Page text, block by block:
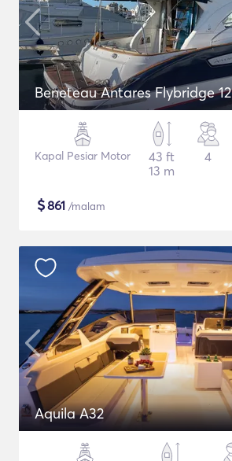
Beneteau Antares Flybridge 12
Kapal Pesiar Motor
43 ft
13 m
4
$861 /malam
Aquila A32